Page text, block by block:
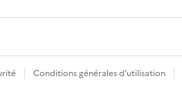
Conditions générales d'utilisation